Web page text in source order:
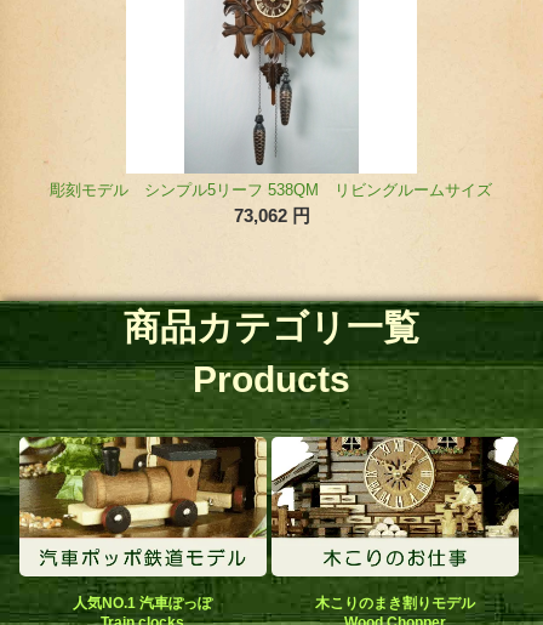
商品カテゴリ一覧
Products
人気NO.1 汽車ぽっぽ
木こりのまき割りモデル